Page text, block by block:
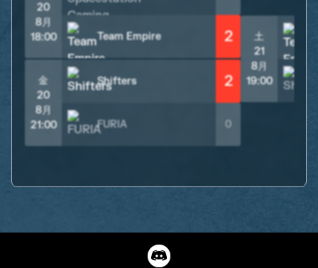
20
8月
18:00
Team Empire 2
金
20
8月
21:00
Shifters 2
FURIA 0
土
21
8月
19:00